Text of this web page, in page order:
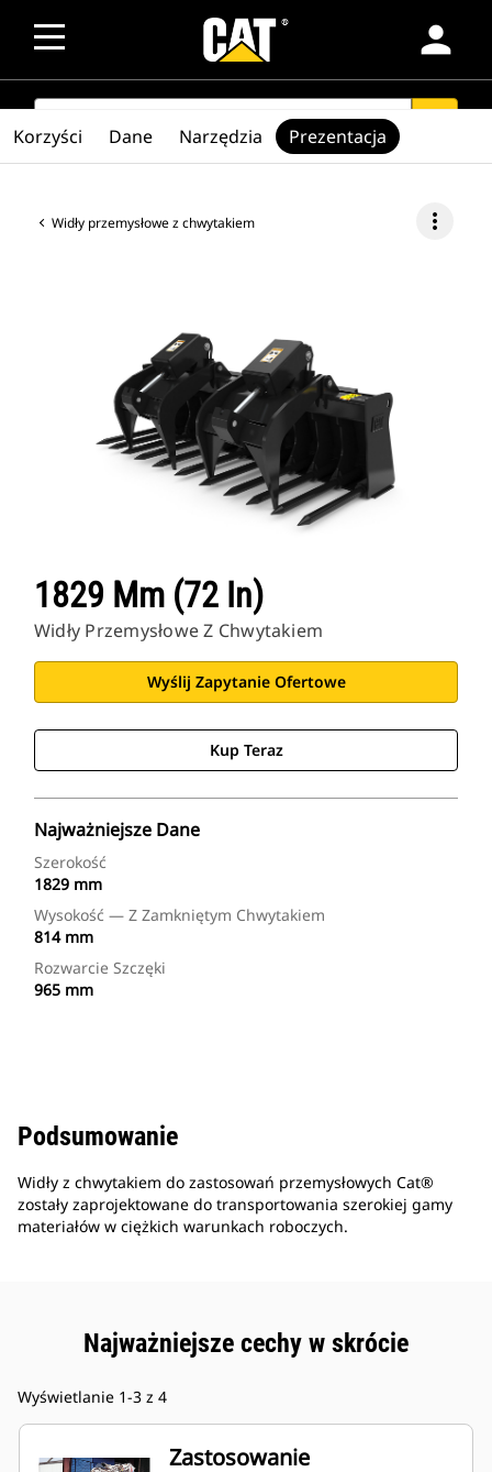
person
SEARCH
Widły przemysłowe z chwytakiem more_vert
1829 Mm (72 In)
Widły Przemysłowe Z Chwytakiem
Wyślij Zapytanie Ofertowe
Kup Teraz
Najważniejsze Dane
Szerokość
1829 mm
Wysokość — Z Zamkniętym Chwytakiem
814 mm
Rozwarcie Szczęki
965 mm
Korzyści Dane Narzędzia Prezentacja
Podsumowanie
Widły z chwytakiem do zastosowań przemysłowych Cat®
zostały zaprojektowane do transportowania szerokiej gamy
materiałów w ciężkich warunkach roboczych.
Najważniejsze cechy w skrócie
Wyświetlanie 1-3 z 4
Zastosowanie